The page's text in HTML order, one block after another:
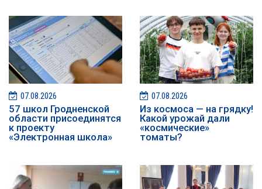
07.08.2026
57 школ Гродненской
области присоединятся
к проекту
«Электронная школа»
07.08.2026
Из космоса — на грядку!
Какой урожай дали
«космические»
томаты?